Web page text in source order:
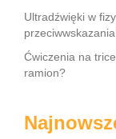
Ultradźwięki w
Ćwiczenia na
ramion?